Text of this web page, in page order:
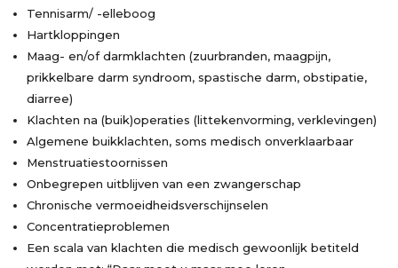
Tennisarm/ -elleboog
Hartkloppingen
Maag- en/of darmklachten (zuurbranden, maagpijn,
prikkelbare darm syndroom, spastische darm, obstipatie,
diarree)
Klachten na (buik)operaties (littekenvorming, verklevingen)
Algemene buikklachten, soms medisch onverklaarbaar
Menstruatiestoornissen
Onbegrepen uitblijven van een zwangerschap
Chronische vermoeidheidsverschijnselen
Concentratieproblemen
Een scala van klachten die medisch gewoonlijk betiteld